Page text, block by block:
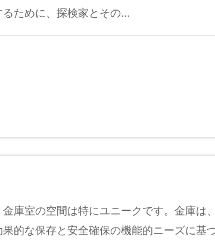
ために、探検家とその...
庫室の空間は特にユニークです。金庫は
的な保存と安全確保の機能的ニーズに基